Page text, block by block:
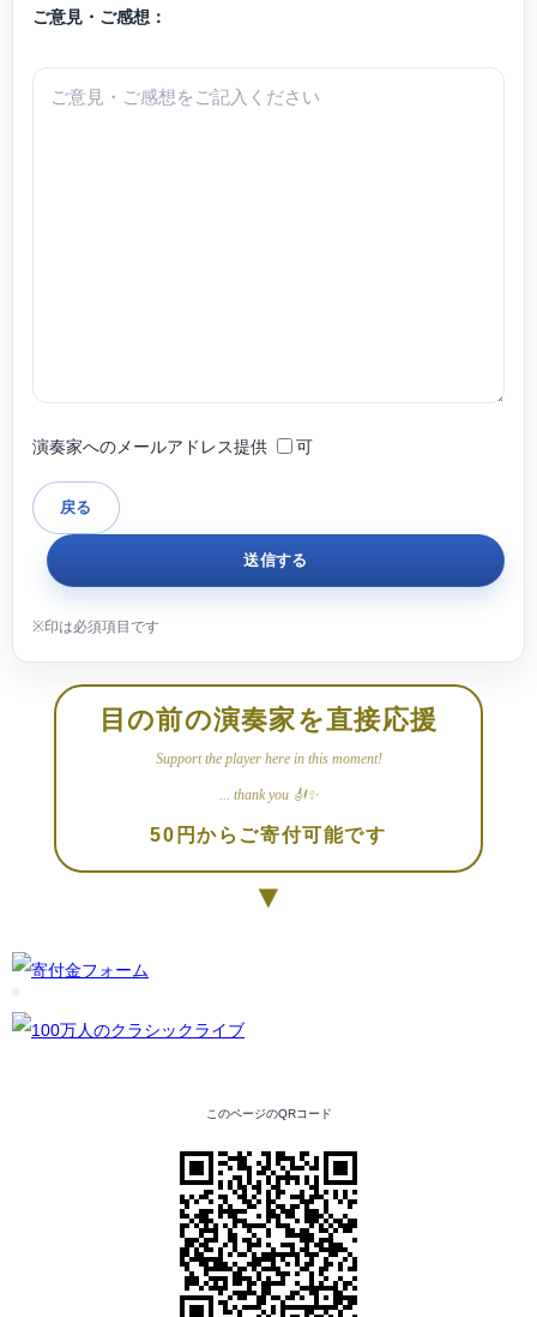
吹替、複数のドラマサウンドトラックにおけるレコーディングに参加。 また、
ご意見・ご感想：
演奏家へのメールアドレス提供 可
目の前の演奏家を直接応援
Support the player here in this moment!
... thank you 🎻✨
50円からご寄付可能です
▼
このページのQRコード